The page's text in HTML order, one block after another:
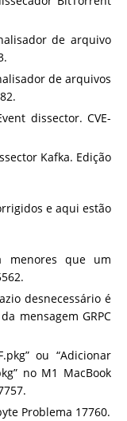
de arquivo
de arquivos
dissector. CVE-
Kafka. Edição
e aqui estão
menores que um
desnecessário é
mensagem GRPC
ou “Adicionar
no M1 MacBook
Problema 17760.